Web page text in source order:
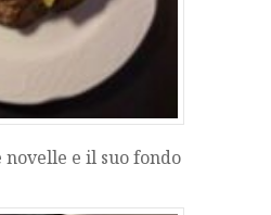
e il suo fondo